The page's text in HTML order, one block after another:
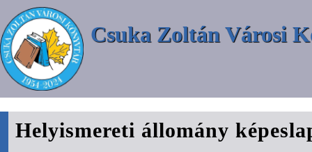
Csuka Zoltán Városi
Helyismereti állomány